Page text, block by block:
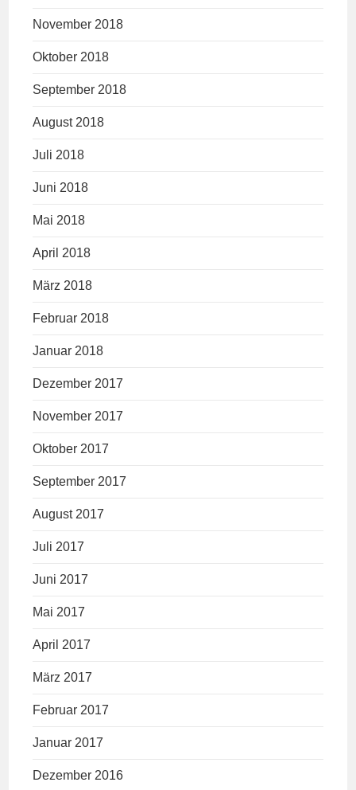
November 2018
Oktober 2018
September 2018
August 2018
Juli 2018
Juni 2018
Mai 2018
April 2018
März 2018
Februar 2018
Januar 2018
Dezember 2017
November 2017
Oktober 2017
September 2017
August 2017
Juli 2017
Juni 2017
Mai 2017
April 2017
März 2017
Februar 2017
Januar 2017
Dezember 2016